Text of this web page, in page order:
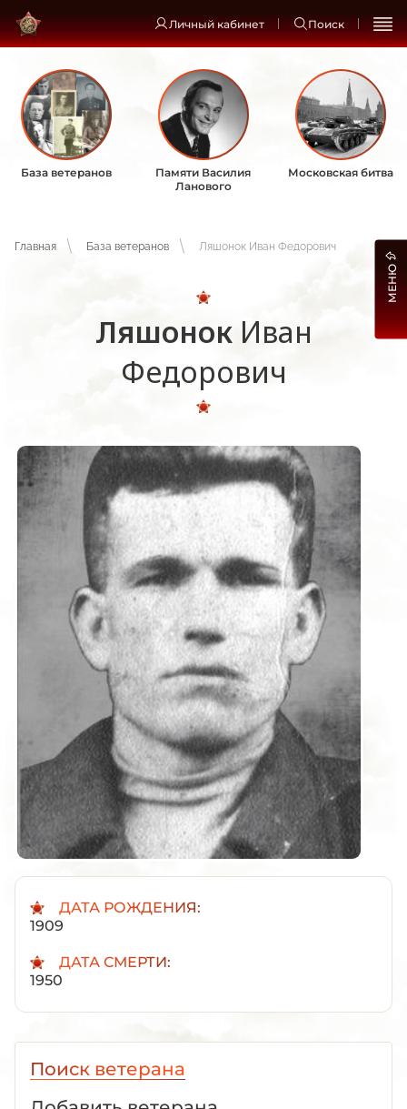
Личный кабинет Поиск
База ветеранов
Памяти Василия
Ланового
Московская битва
Главная База ветеранов Ляшонок Иван Федорович
Ляшонок Иван
Федорович
ДАТА РОЖДЕНИЯ:
1909
ДАТА СМЕРТИ:
1950
Поиск ветерана
МЕНЮ